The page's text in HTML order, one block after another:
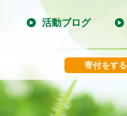
活動ブログ
寄付をする